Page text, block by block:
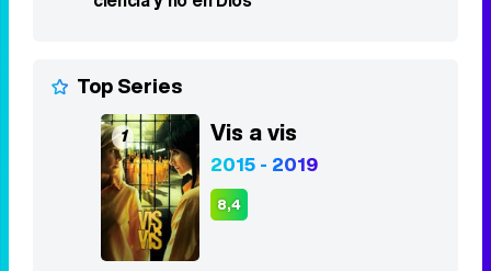
Top Series
1 Vis a vis
2015 - 2019
8,4